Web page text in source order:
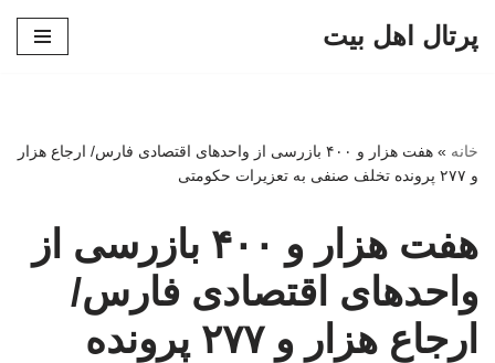
پرتال اهل بیت
خانه »
هفت هزار و ۴۰۰ بازرسی از واحدهای اقتصادی فارس/ ارجاع هزار
و ۲۷۷ پرونده تخلف صنفی به تعزیرات حکومتی
هفت هزار و ۴۰۰ بازرسی از
واحدهای اقتصادی فارس/
ارجاع هزار و ۲۷۷ پرونده